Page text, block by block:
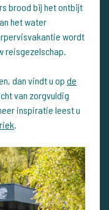
brood bij het ontbijt
het water
wordt
reisgezelschap.
dan vindt u op de
van zorgvuldig
inspiratie leest u